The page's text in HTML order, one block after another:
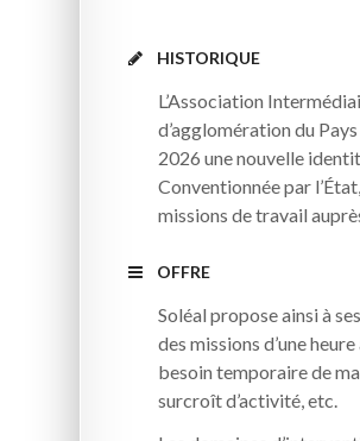
HISTORIQUE
L’Association
d’agglomération du
2026 une nouvelle
Conventionnée par
missions de travail
OFFRE
Soléal propose ainsi à
des missions d’une
besoin temporaire de
surcroît d’activité, etc.